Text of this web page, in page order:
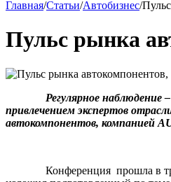
Главная/Статьи/Автобизнес/
Пульс рынка
Регулярное наблюдение
привлечением экспертов
автокомпонентов, компанией
Конференция прошла в